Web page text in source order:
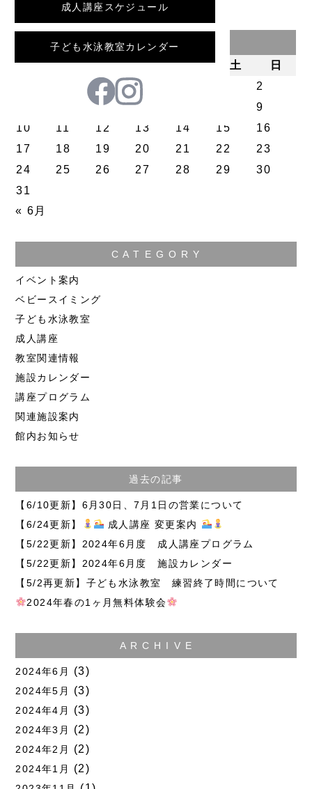
成人講座スケジュール
子ども水泳教室カレンダー
2026年8月
月 火 水 木 金 土
日
2
5 6
9
10
11 12 13 14 15
16
17
18 19 20 21 22
23
24
25 26 27 28 29
30
31
« 6月
C A T E G O R Y
イベント案内
ベビースイミング
子ども水泳教室
成人講座
教室関連情報
施設カレンダー
講座プログラム
関連施設案内
館内お知らせ
過去の記事
【6/10更新】6月30日、7月1日の営業について
【6/24更新】
成人講座 変更案内
【5/22更新】2024年6月度 成人講座プログラム
【5/22更新】2024年6月度 施設カレンダー
【5/2再更新】子ども水泳教室 練習終了時間について
2024年春の1ヶ月無料体験会
A R C H I V E
2024年6月 (3)
2024年5月 (3)
2024年4月 (3)
2024年3月 (2)
2024年2月 (2)
2024年1月 (2)